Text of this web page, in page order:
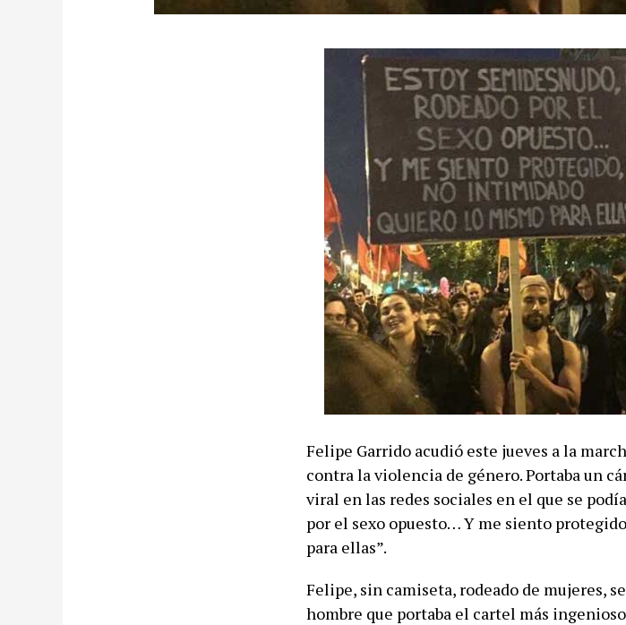
Felipe Garrido acudió este jueves a la
contra la violencia de género. Portaba un
viral en las redes sociales en el que se
por el sexo opuesto… Y me siento
para ellas”.
Felipe, sin camiseta, rodeado de mujeres,
hombre que portaba el cartel más